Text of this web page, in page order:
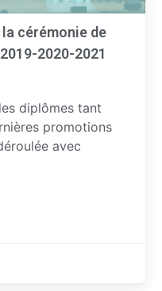
cérémonie de
2020-2021
diplômes tant
promotions
avec